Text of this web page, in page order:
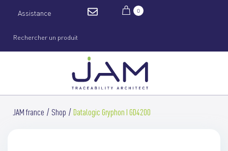
Assistance 0
JAM france Shop Datalogic Gryphon I GD4200